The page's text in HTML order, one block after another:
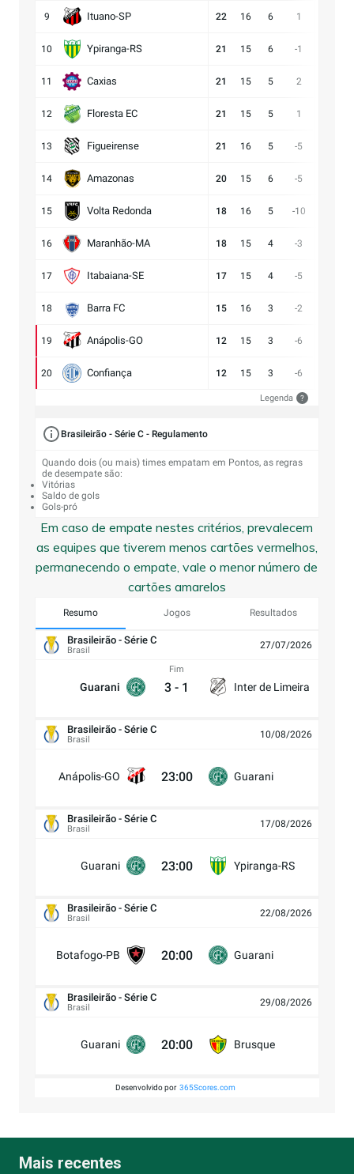
9 Ituano-SP 22 16 6 1
10 Ypiranga-RS 21 15 6 -1
11 Caxias 21 15 5 2
12 Floresta EC 21 15 5 1
13 Figueirense 21 16 5 -5
14 Amazonas 20 15 6 -5
15 Volta Redonda 18 16 5 -10
16 Maranhão-MA 18 15 4 -3
17 Itabaiana-SE 17 15 4 -5
18 Barra FC 15 16 3 -2
19 Anápolis-GO 12 15 3 -6
20 Confiança 12 15 3 -6
Legenda ?
Brasileirão - Série C - Regulamento
Quando dois (ou mais) times empatam em Pontos, as regras
de desempate são:
Vitórias
Saldo de gols
Gols-pró
Em caso de empate nestes critérios, prevalecem
as equipes que tiverem menos cartões vermelhos,
permanecendo o empate, vale o menor número de
cartões amarelos
Resumo Jogos Resultados
Brasileirão - Série C
Brasil 27/07/2026
Guarani
Fim
3 - 1 Inter de Limeira
Brasileirão - Série C
Brasil 10/08/2026
Anápolis-GO 23:00 Guarani
Brasileirão - Série C
Brasil 17/08/2026
Guarani 23:00 Ypiranga-RS
Brasileirão - Série C
Brasil 22/08/2026
Botafogo-PB 20:00 Guarani
Brasileirão - Série C
Brasil 29/08/2026
Guarani 20:00 Brusque
Desenvolvido por 365Scores.com
Mais recentes